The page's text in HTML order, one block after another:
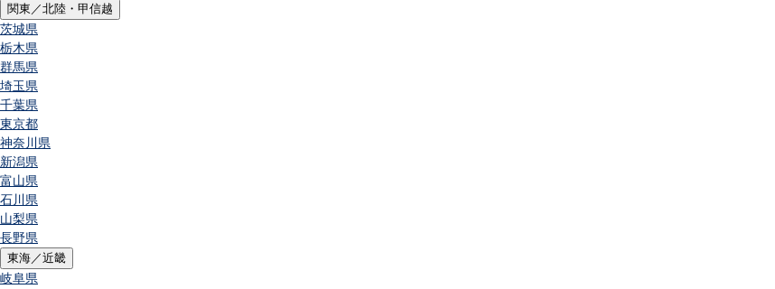
関東／北陸・甲信越
茨城県
栃木県
群馬県
埼玉県
千葉県
東京都
神奈川県
新潟県
富山県
石川県
山梨県
長野県
東海／近畿
岐阜県